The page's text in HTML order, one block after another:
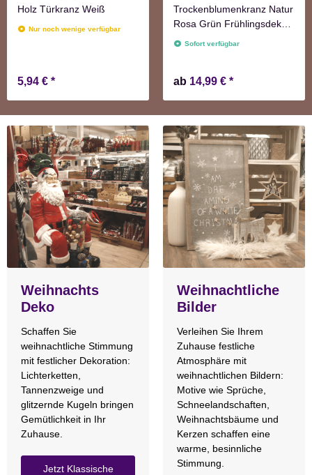
Holz Türkranz Weiß
Nur noch wenige verfügbar
5,94 € *
Trockenblumenkranz Natur
Rosa Grün Frühlingsdeko
Blumen
Sofort verfügbar
ab 14,99 € *
Weihnachts
Deko
Schaffen Sie
weihnachtliche Stimmung
mit festlicher Dekoration:
Lichterketten,
Tannenzweige und
glitzernde Kugeln bringen
Gemütlichkeit in Ihr
Zuhause.
Jetzt Klassische
Weihnachtliche
Bilder
Verleihen Sie Ihrem
Zuhause festliche
Atmosphäre mit
weihnachtlichen Bildern:
Motive wie Sprüche,
Schneelandschaften,
Weihnachtsbäume und
Kerzen schaffen eine
warme, besinnliche
Stimmung.